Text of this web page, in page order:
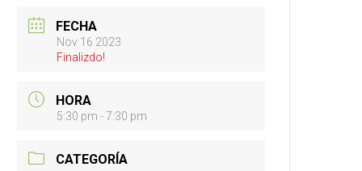
FECHA
Nov 16 2023
Finalizdo!
HORA
5:30 pm - 7:30 pm
CATEGORÍA